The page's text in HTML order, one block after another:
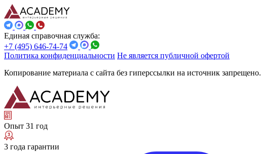
Единая справочная служба:
+7 (495) 646-74-74
Политика конфиденциальности Не является публичной офертой
Копирование материала с сайта без гиперссылки на источник запрещено.
Опыт 31 год
3 года гарантии